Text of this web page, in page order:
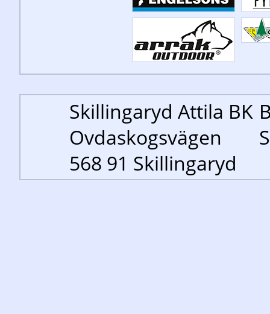
Skillingaryd Attila BK
Ovdaskogsvägen
568 91 Skillingaryd